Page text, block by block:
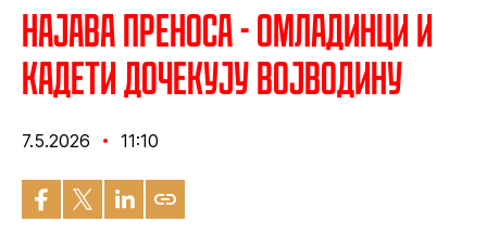
Најава преноса - Омладинци и
кадети дочекују Војводину
7.5.2026 11:10